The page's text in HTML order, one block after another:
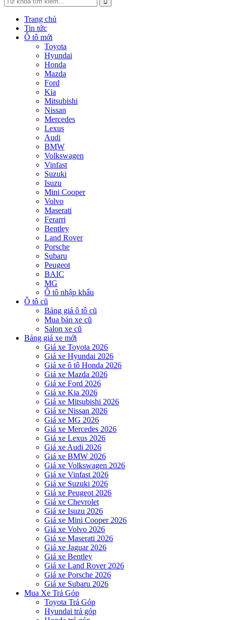
Trang chủ
Tin tức
Ô tô mới
Toyota
Hyundai
Honda
Mazda
Ford
Kia
Mitsubishi
Nissan
Mercedes
Lexus
Audi
BMW
Volkswagen
Vinfast
Suzuki
Isuzu
Mini Cooper
Volvo
Maserati
Ferarri
Bentley
Land Rover
Porsche
Subaru
Peugeot
BAIC
MG
Ô tô nhập khẩu
Ô tô cũ
Bảng giá ô tô cũ
Mua bán xe cũ
Salon xe cũ
Bảng giá xe mới
Giá xe Toyota 2026
Giá xe Hyundai 2026
Giá xe ô tô Honda 2026
Giá xe Mazda 2026
Giá xe Ford 2026
Giá xe Kia 2026
Giá xe Mitsubishi 2026
Giá xe Nissan 2026
Giá xe MG 2026
Giá xe Mercedes 2026
Giá xe Lexus 2026
Giá xe Audi 2026
Giá xe BMW 2026
Giá xe Volkswagen 2026
Giá xe Vinfast 2026
Giá xe Suzuki 2026
Giá xe Peugeot 2026
Giá xe Chevrolet
Giá xe Isuzu 2026
Giá xe Mini Cooper 2026
Giá xe Volvo 2026
Giá xe Maserati 2026
Giá xe Jaguar 2026
Giá xe Bentley
Giá xe Land Rover 2026
Giá xe Porsche 2026
Giá xe Subaru 2026
Mua Xe Trả Góp
Toyota Trả Góp
Hyundai trả góp